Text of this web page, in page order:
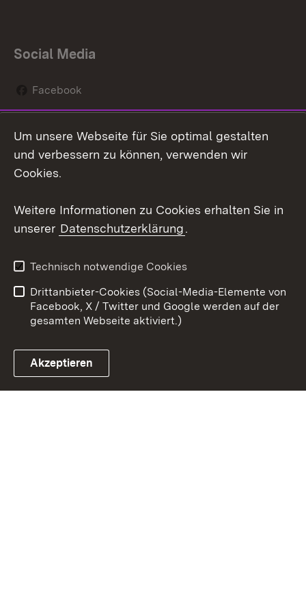
Social Media
Facebook
Social Wall
Youtube
Link zum Landesportal
Kontakt
Datenschutz
Barrierefreiheit
Impressum Cookies
Um unsere Webseite für Sie optimal gestalten
und verbessern zu können, verwenden wir
Cookies.
Weitere Informationen zu Cookies erhalten Sie in
unserer Datenschutzerklärung.
Technisch notwendige Cookies
Drittanbieter-Cookies (Social-Media-Elemente von
Facebook, X / Twitter und Google werden auf der
gesamten Webseite aktiviert.)
Akzeptieren